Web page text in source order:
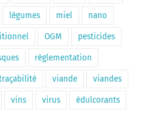
légumes miel nano
OGM pesticides
règlementation
viande viandes
vins virus édulcorants